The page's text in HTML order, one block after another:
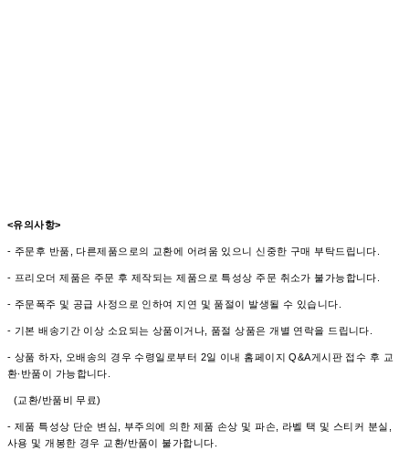
<유의사항>
- 주문후 반품, 다른제품으로의 교환에 어려움 있으니 신중한 구매 부탁드립니다.
- 프리오더 제품은 주문 후 제작되는 제품으로 특성상 주문 취소가 불가능합니다.
- 주문폭주 및 공급 사정으로 인하여 지연 및 품절이 발생될 수 있습니다.
- 기본 배송기간 이상 소요되는 상품이거나, 품절 상품은 개별 연락을 드립니다.
- 상품 하자, 오배송의 경우 수령일로부터 2일 이내 홈페이지 Q&A게시판 접수 후 교
환∙반품이 가능합니다.
(교환/반품비 무료)
- 제품 특성상 단순 변심, 부주의에 의한 제품 손상 및 파손, 라벨 택 및 스티커 분실,
사용 및 개봉한 경우 교환/반품이 불가합니다.